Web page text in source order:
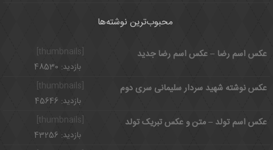
محبوب‌ترین نوشته‌ها
عکس اسم رضا – عکس اسم رضا جدید
بازدید: 48530
[thumbnails]
عکس نوشته شهید سردار سلیمانی سری دوم
بازدید: 45646
عکس اسم تولد – متن و عکس تبریک تولد
بازدید: 43256